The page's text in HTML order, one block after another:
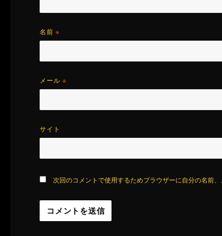
名前※
メール※
サイト
次回のコメントで使用するためブラウザーに自分の名前、